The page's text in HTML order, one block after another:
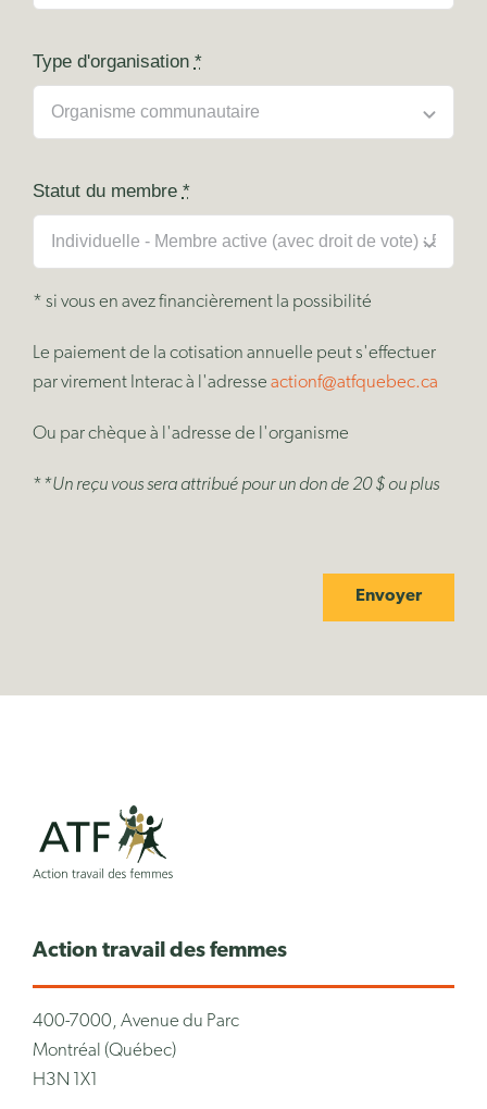
Type d'organisation *
Statut du membre *
* si vous en avez financièrement la possibilité
Le paiement de la cotisation annuelle peut s'effectuer
par virement Interac à l'adresse actionf@atfquebec.ca
Ou par chèque à l'adresse de l'organisme
**Un reçu vous sera attribué pour un don de 20 $ ou plus
Envoyer
Action travail des femmes
400-7000, Avenue du Parc
Montréal (Québec)
H3N 1X1